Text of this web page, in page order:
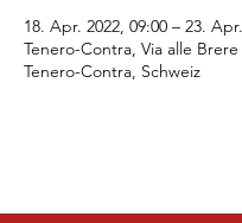
18. Apr. 2022, 09:00 – 23.
Tenero-Contra, Via alle Brere
Tenero-Contra, Schweiz